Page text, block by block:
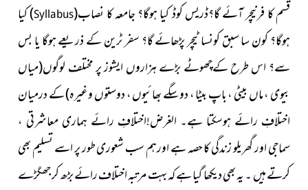
قسم کا فرنیچر آئے گا؟ڈریس کوڈ کیا ہوگا؟ جامعہ کا نصاب(
Syllabus
)کیا
ہوگا؟ کون سا سبق کونسا ٹیچر پڑھائے گا؟ سفر ٹرین کے ذریعے ہوگا یا بس
سے؟ اس طرح کےچھوٹے بڑے ہزاروں ایشوز پر مختلف لوگوں(میاں
بیوی ، ماں بیٹی ، باپ بیٹا ، دوسگے بھائیوں ، دوستوں وغیرہ)کے درمیان
اختلافِ رائے ہوسکتا ہے۔ الغرض!اختلافِ رائے ہماری معاشرتی ،
سماجی اور گھریلو زندگی کا حصہ ہے اورہم سب شعوری طور پر اسے تسلیم بھی
کرتے ہیں ۔ یہ بھی دیکھا گیا ہے کہ بہت مرتبہ اختلاف رائے بڑھ کر جھگڑے